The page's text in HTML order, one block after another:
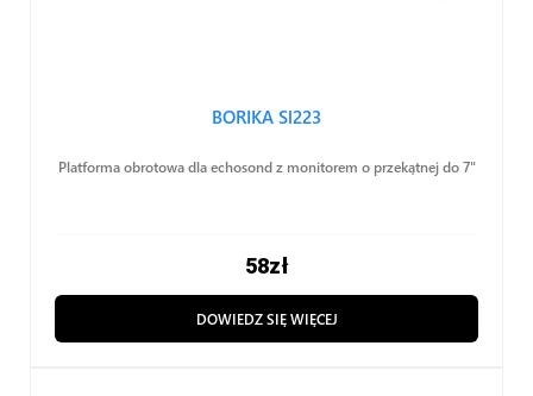
BORIKA Sl223
Platforma obrotowa dla echosond z monitorem o przekątnej do 7"
58zł
DOWIEDZ SIĘ WIĘCEJ